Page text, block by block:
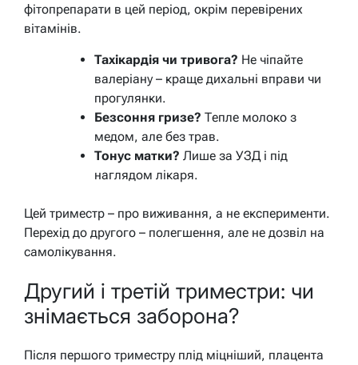
фітопрепарати в цей період, окрім перевірених
вітамінів.
Тахікардія чи тривога? Не чіпайте
валеріану – краще дихальні вправи чи
прогулянки.
Безсоння гризе? Тепле молоко з
медом, але без трав.
Тонус матки? Лише за УЗД і під
наглядом лікаря.
Цей триместр – про виживання, а не експерименти.
Перехід до другого – полегшення, але не дозвіл на
самолікування.
Другий і третій триместри: чи
знімається заборона?
Після першого триместру плід міцніший, плацента